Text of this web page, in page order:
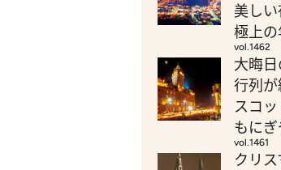
美し
極上
vol.1462
大晦
行列が
スコ
もに
vol.1461
クリ